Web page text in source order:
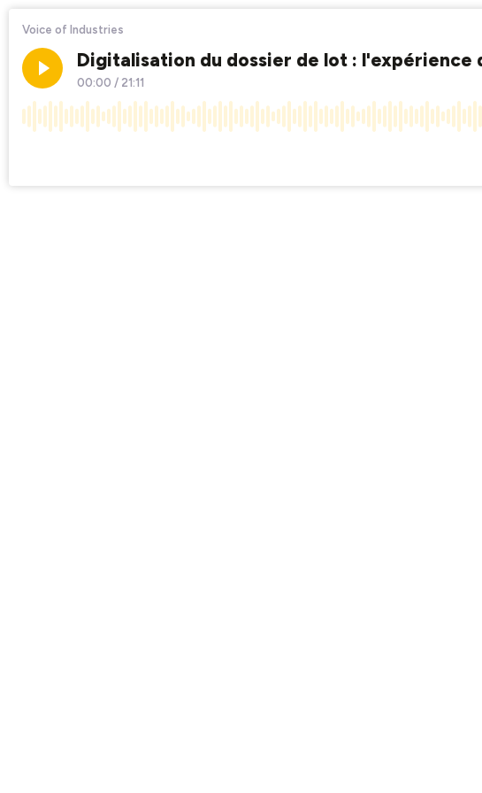
Voice of Industries
Digitalisation du dossier de lot : l'expérience
00:00 / 21:11